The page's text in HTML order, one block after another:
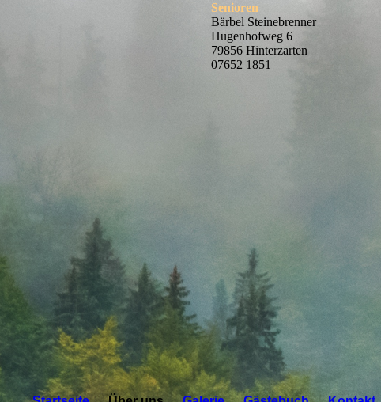
Senioren
Bärbel Steinebrenner
Hugenhofweg 6
79856 Hinterzarten
07652 1851